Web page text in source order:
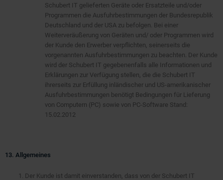
Schubert IT gelieferten Geräte oder Ersatzteile und/oder
Programmen die Ausfuhrbestimmungen der Bundesrepublik
Deutschland und der USA zu befolgen. Bei einer
Weiterveräußerung von Geräten und/ oder Programmen wird
der Kunde den Erwerber verpflichten, seinerseits die
vorgenannten Ausfuhrbestimmungen zu beachten. Der Kunde
wird der Schubert IT gegebenenfalls alle Informationen und
Erklärungen zur Verfügung stellen, die die Schubert IT
ihrerseits zur Erfüllung inländischer und US-amerikanischer
Ausfuhrbestimmungen benötigt Bedingungen für Lieferung
von Computern (PC) sowie von PC-Software Stand:
15.02.2012
13. Allgemeines
Der Kunde ist damit einverstanden, dass von der Schubert IT